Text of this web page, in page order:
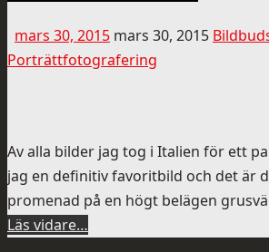
mars 30, 2015 mars 30, 2015
Porträttfotografering
Av alla bilder jag tog i Italien för ett
jag en definitiv favoritbild och det är
promenad på en högt belägen
Läs vidare…